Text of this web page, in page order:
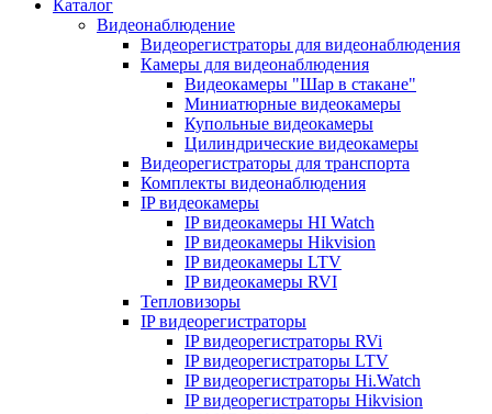
Каталог
Видеонаблюдение
Видеорегистраторы для видеонаблюдения
Камеры для видеонаблюдения
Видеокамеры "Шар в стакане"
Миниатюрные видеокамеры
Купольные видеокамеры
Цилиндрические видеокамеры
Видеорегистраторы для транспорта
Комплекты видеонаблюдения
IP видеокамеры
IP видеокамеры HI Watch
IP видеокамеры Hikvision
IP видеокамеры LTV
IP видеокамеры RVI
Тепловизоры
IP видеорегистраторы
IP видеорегистраторы RVi
IP видеорегистраторы LTV
IP видеорегистраторы Hi.Watch
IP видеорегистраторы Hikvision